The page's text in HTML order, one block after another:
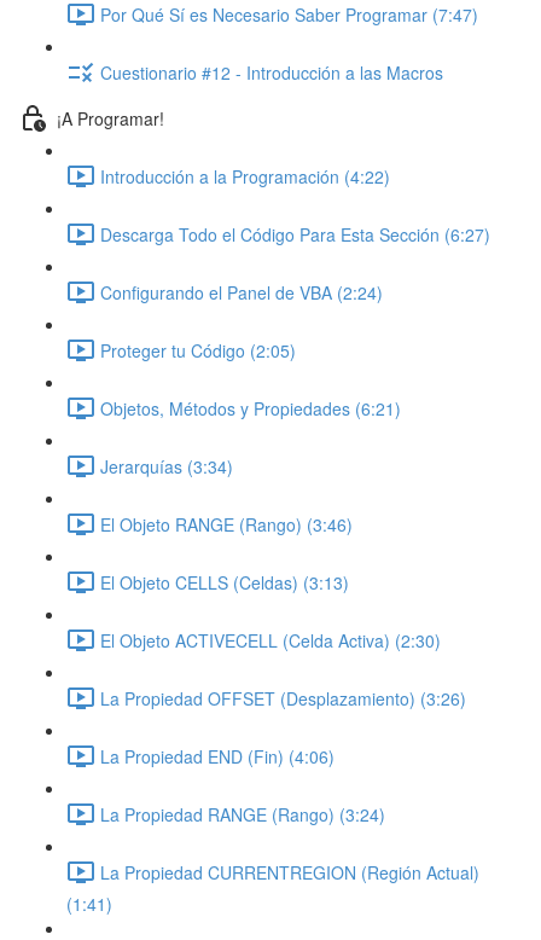
Por Qué Sí es Necesario Saber Programar (7:47)
Cuestionario #12 - Introducción a las Macros
¡A Programar!
Introducción a la Programación (4:22)
Descarga Todo el Código Para Esta Sección (6:27)
Configurando el Panel de VBA (2:24)
Proteger tu Código (2:05)
Objetos, Métodos y Propiedades (6:21)
Jerarquías (3:34)
El Objeto RANGE (Rango) (3:46)
El Objeto CELLS (Celdas) (3:13)
El Objeto ACTIVECELL (Celda Activa) (2:30)
La Propiedad OFFSET (Desplazamiento) (3:26)
La Propiedad END (Fin) (4:06)
La Propiedad RANGE (Rango) (3:24)
La Propiedad CURRENTREGION (Región Actual)
(1:41)